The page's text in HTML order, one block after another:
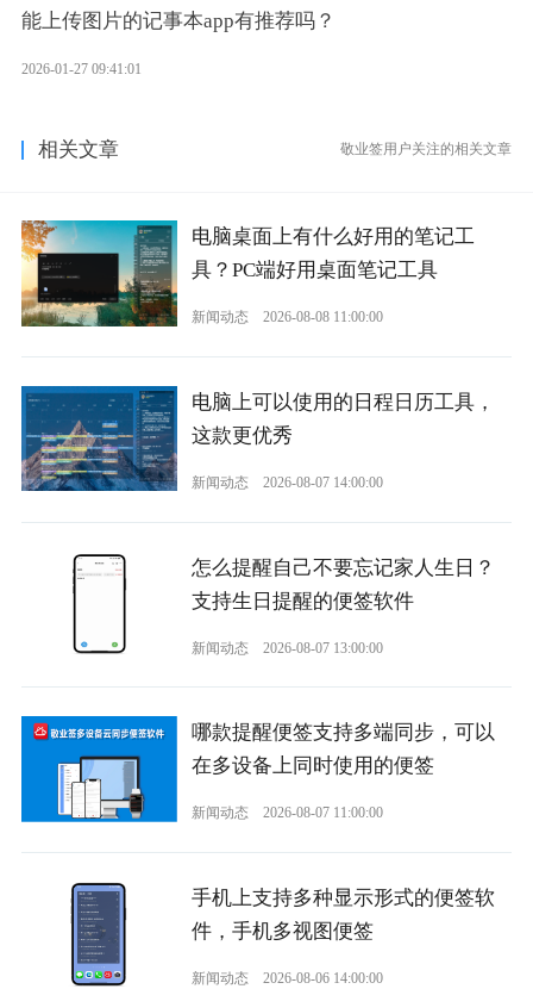
能上传图片的记事本app有推荐吗？
2026-01-27 09:41:01
相关文章 敬业签用户关注的相关文章
电脑桌面上有什么好用的笔记工
具？PC端好用桌面笔记工具
新闻动态 2026-08-08 11:00:00
电脑上可以使用的日程日历工具，
这款更优秀
新闻动态 2026-08-07 14:00:00
怎么提醒自己不要忘记家人生日？
支持生日提醒的便签软件
新闻动态 2026-08-07 13:00:00
哪款提醒便签支持多端同步，可以
在多设备上同时使用的便签
新闻动态 2026-08-07 11:00:00
手机上支持多种显示形式的便签软
件，手机多视图便签
新闻动态 2026-08-06 14:00:00